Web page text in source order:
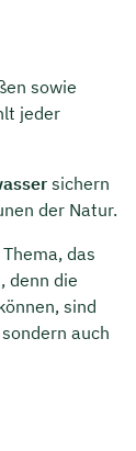
sowie
jeder
sichern
der Natur.
das
denn die
sind
auch